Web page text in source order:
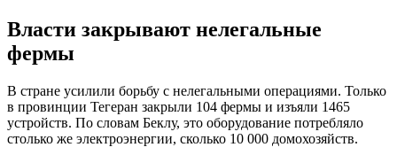
Власти закрывают нелегальные
фермы
В стране усилили борьбу с нелегальными операциями. Только
в провинции Тегеран закрыли 104 фермы и изъяли 1465
устройств. По словам Беклу, это оборудование потребляло
столько же электроэнергии, сколько 10 000 домохозяйств.